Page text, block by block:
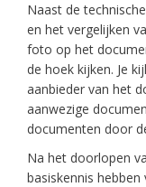
Naast de
en het vergelijken
foto op het
de hoek kijken. Je
aanbieder van het
aanwezige
documenten door
Na het doorlopen
basiskennis